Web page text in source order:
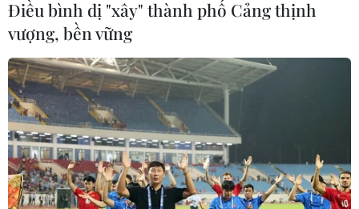
Thủ tướng: Nhà ở cho thuê là phân khúc
chiến lược, phục vụ người dân
Điều bình dị "xây" thành phố Cảng thịnh
vượng, bền vững